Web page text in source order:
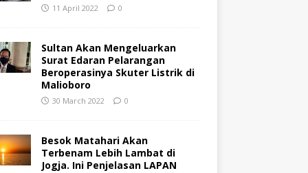
11 April 2022 0
Sultan Akan Mengeluarkan
Surat Edaran Pelarangan
Beroperasinya Skuter Listrik di
Malioboro
30 March 2022 0
Besok Matahari Akan
Terbenam Lebih Lambat di
Jogja. Ini Penjelasan LAPAN